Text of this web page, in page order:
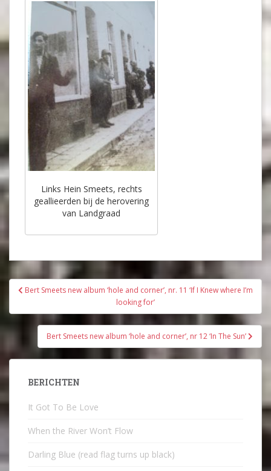
Links Hein Smeets, rechts
geallieerden bij de herovering
van Landgraad
Bericht
Bert Smeets new album ‘hole and corner’, nr. 11 ‘If I Knew where I’m
looking for’
Bert Smeets new album ‘hole and corner’, nr 12 ‘In The Sun’
BERICHTEN
It Got To Be Love
When the River Won’t Flow
Darling Blue (read flag turns up black)